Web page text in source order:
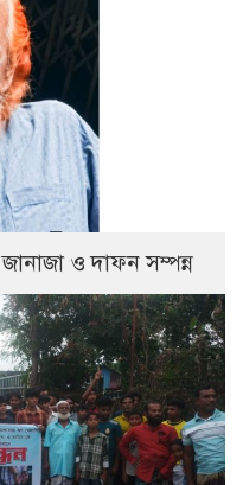
ও দাফন সম্পন্ন